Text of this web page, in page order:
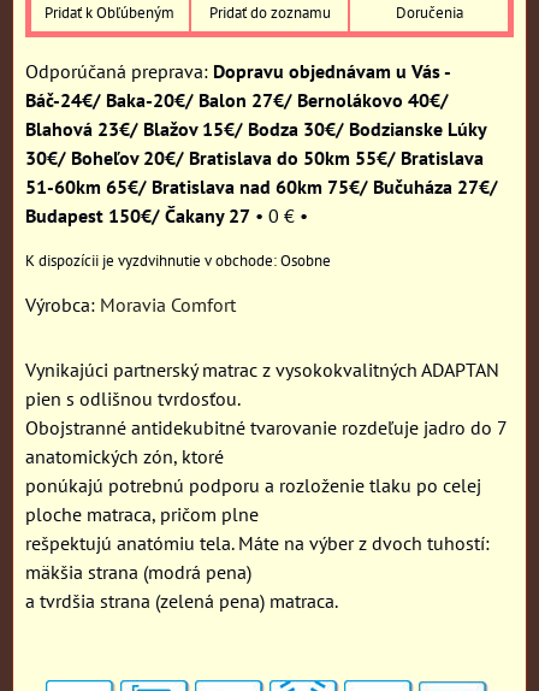
Pridať k Obľúbeným Pridať do zoznamu Doručenia
Dopravu objednávam u Vás -
Báč-24€/ Baka-20€/ Balon 27€/ Bernolákovo 40€/
Blahová 23€/ Blažov 15€/ Bodza 30€/ Bodzianske Lúky
30€/ Boheľov 20€/ Bratislava do 50km 55€/ Bratislava
51-60km 65€/ Bratislava nad 60km 75€/ Bučuháza 27€/
Budapest 150€/ Čakany 27 • 0 € •
Osobne
Výrobca: Moravia Comfort
Vynikajúci partnerský matrac z vysokokvalitných ADAPTAN
pien s odlišnou tvrdosťou.
Obojstranné antidekubitné tvarovanie rozdeľuje jadro do 7
anatomických zón, ktoré
ponúkajú potrebnú podporu a rozloženie tlaku po celej
ploche matraca, pričom plne
rešpektujú anatómiu tela. Máte na výber z dvoch tuhostí:
mäkšia strana (modrá pena)
a tvrdšia strana (zelená pena) matraca.